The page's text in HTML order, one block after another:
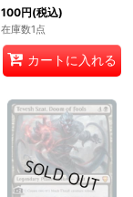
100円(税込)
在庫数1点
カートに入れる